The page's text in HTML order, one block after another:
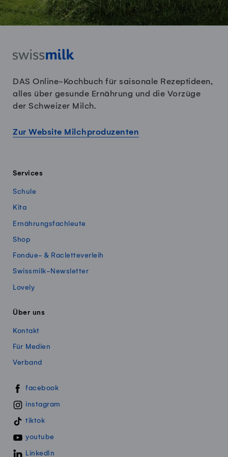
DAS Online-Kochbuch für saisonale Rezeptideen,
alles über gesunde Ernährung und die Vorzüge
der Schweizer Milch.
Zur Website Milchproduzenten
Services
Schule
Kita
Ernährungsfachleute
Shop
Fondue- & Racletteverleih
Swissmilk-Newsletter
Lovely
Über uns
Kontakt
Für Medien
Verband
Swissmillk auf Social Media
facebook
instagram
tiktok
youtube
LinkedIn